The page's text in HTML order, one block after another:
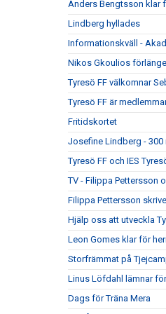
Anders Bengtsson klar
Lindberg hyllades
Informationskväll -
Nikos Gkoulios
Tyresö FF välkomnar
Tyresö FF är
Fritidskortet
Josefine Lindberg - 300
Tyresö FF och IES
TV - Filippa Pettersson
Filippa Pettersson
Hjälp oss att utveckla
Leon Gomes klar för
Storfrämmat på
Linus Löfdahl lämnar
Dags för Träna Mera